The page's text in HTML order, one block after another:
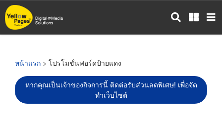
ข้าม
ไป
หน้าแรก > โปรโมชั่นฟอร์ดป้ายแดง
หากคุณเป็นเจ้าของกิจการนี้ ติดต่อรับส่วนลดพิเศษ! เพื่อจัด
ทำเว็บไซต์